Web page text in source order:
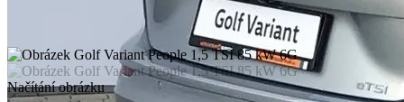
Načítání obrázku